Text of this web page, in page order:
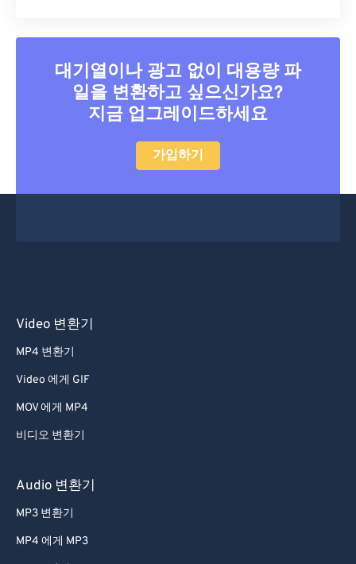
대기열이나 광고 없이 대용량 파
일을 변환하고 싶으신가요?
지금 업그레이드하세요
가입하기
Video 변환기
MP4 변환기
Video 에게 GIF
MOV 에게 MP4
비디오 변환기
Audio 변환기
MP3 변환기
MP4 에게 MP3